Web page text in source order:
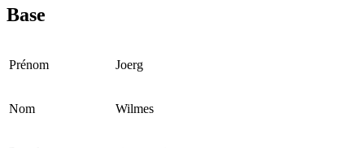
Base
Prénom Joerg
Nom Wilmes